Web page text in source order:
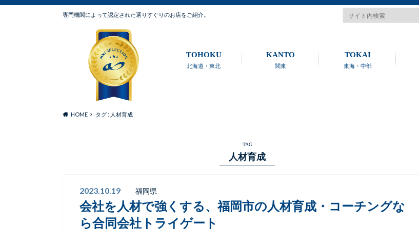
専門機関によって認定された選りすぐりのお店をご紹介。
北海道・東北
TOHOKU
関東
KANTO
東海・中部
TOKAI
HOME タグ : 人材育成
TAG
人材育成
2023.10.19 福岡県
会社を人材で強くする、福岡市の人材育成・コーチングな
ら合同会社トライゲート